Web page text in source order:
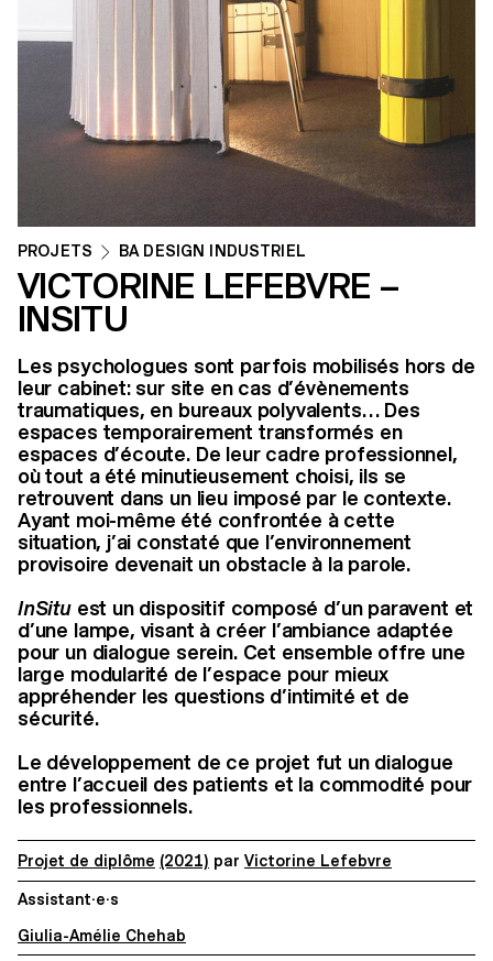
PROJETS BA DESIGN INDUSTRIEL
VICTORINE LEFEBVRE –
INSITU
Les psychologues sont parfois mobilisés hors de
leur cabinet: sur site en cas d’évènements
traumatiques, en bureaux polyvalents… Des
espaces temporairement transformés en
espaces d’écoute. De leur cadre professionnel,
où tout a été minutieusement choisi, ils se
retrouvent dans un lieu imposé par le contexte.
Ayant moi-même été confrontée à cette
situation, j’ai constaté que l’environnement
provisoire devenait un obstacle à la parole.
InSitu est un dispositif composé d’un paravent et
d’une lampe, visant à créer l’ambiance adaptée
pour un dialogue serein. Cet ensemble offre une
large modularité de l’espace pour mieux
appréhender les questions d’intimité et de
sécurité.
Le développement de ce projet fut un dialogue
entre l’accueil des patients et la commodité pour
les professionnels.
Projet de diplôme (2021) par Victorine Lefebvre
Assistant·e·s
Giulia-Amélie Chehab